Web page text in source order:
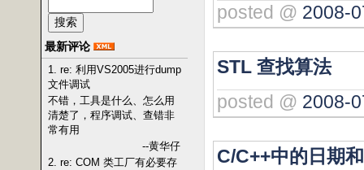
最新评论
1. re: 利用VS2005进行dump
文件调试
不错，工具是什么、怎么用
清楚了，程序调试、查错非
常有用
--黄华仔
2. re: COM 类工厂有必要存
posted @ 2008-
STL 查找算法
posted @ 2008-
C/C++中的日期